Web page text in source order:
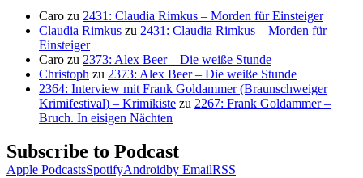
Caro zu 2431: Claudia Rimkus – Morden für Einsteiger
Claudia Rimkus zu 2431: Claudia Rimkus – Morden für
Einsteiger
Caro zu 2373: Alex Beer – Die weiße Stunde
Christoph zu 2373: Alex Beer – Die weiße Stunde
2364: Interview mit Frank Goldammer (Braunschweiger
Krimifestival) – Krimikiste zu 2267: Frank Goldammer –
Bruch. In eisigen Nächten
Subscribe to Podcast
Apple PodcastsSpotifyAndroidby EmailRSS